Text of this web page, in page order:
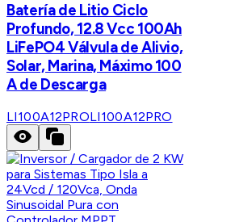
Batería de Litio Ciclo
Profundo, 12.8 Vcc 100Ah
LiFePO4 Válvula de Alivio,
Solar, Marina, Máximo 100
A de Descarga
LI100A12PROLI100A12PRO